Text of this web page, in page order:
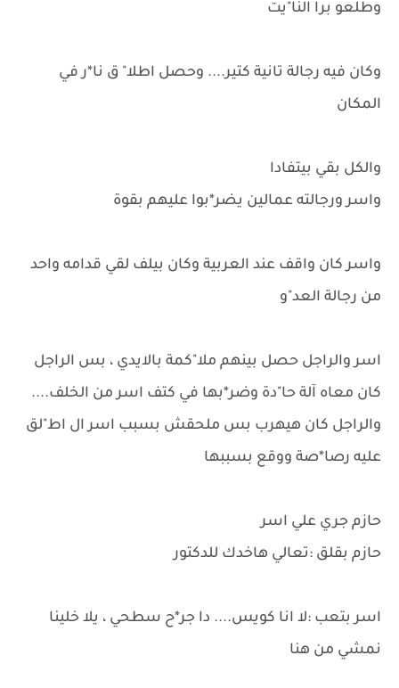
وطلعو برا النا"يت
وكان فيه رجالة تانية كتير.... وحصل اطلا" ق نا*ر في
المكان
والكل بقي بيتفادا
واسر ورجالته عمالين يضر*بوا عليهم بقوة
واسر كان واقف عند العربية وكان بيلف لقي قدامه واحد
من رجالة العد"و
اسر والراجل حصل بينهم ملا"كمة بالايدي ، بس الراجل
كان معاه آلة حا"دة وضر*بها في كتف اسر من الخلف....
والراجل كان هيهرب بس ملحقش بسبب اسر ال اط"لق
عليه رصا*صة ووقع بسببها
حازم جري علي اسر
حازم بقلق :تعالي هاخدك للدكتور
اسر بتعب :لا انا كويس.... دا جر*ح سطحي ، يلا خلينا
نمشي من هنا